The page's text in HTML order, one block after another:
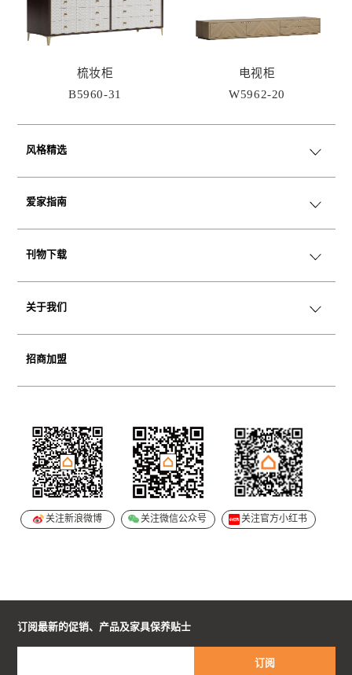
梳妆柜
B5960-31
电视柜
W5962-20
风格精选
爱家指南
空间变奏
刊物下载
Playbook
关于我们
企业介绍
招商加盟
关注新浪微博 关注微信公众号 关注官方小红书
订阅最新的促销、产品及家具保养贴士